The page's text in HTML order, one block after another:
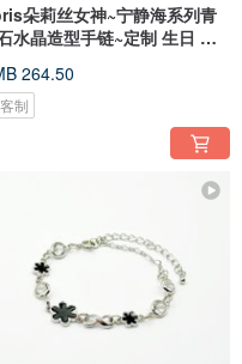
朵莉丝女神~宁静海系列青
水晶造型手链~定制 生日 礼
264.50
制